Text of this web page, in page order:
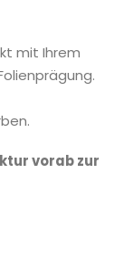
mit Ihrem
vorab zur